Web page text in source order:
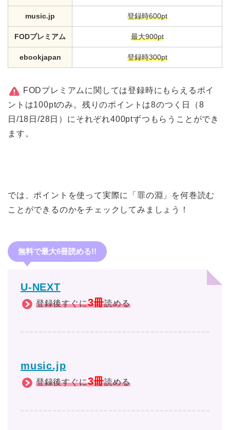
music.jp 登録時600pt
FODプレミアム 最大900pt
ebookjapan 登録時300pt
FODプレミアムに関しては登録時にもらえるポイ
ントは100ptのみ。残りのポイントは8のつく日（8
日/18日/28日）にそれぞれ400ptずつもらうことができ
ます。
では、ポイントを使って実際に「罪の淵」を何巻読む
ことができるのかをチェックしてみましょう！
無料で最大6冊読める!!
U-NEXT
登録後すぐに3冊読める
music.jp
登録後すぐに3冊読める